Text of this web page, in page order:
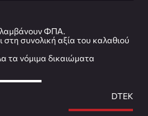
ΦΠΑ.
συνολική αξία του καλαθιού
τα νόμιμα δικαιώματα
DTEK